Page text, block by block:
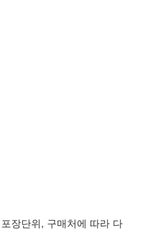
장단위, 구매처에 따라 다